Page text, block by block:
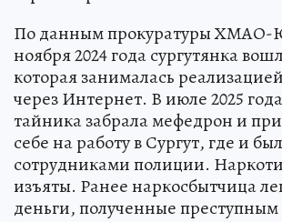
По данным прокуратуры ХМАО-
ноября 2024 года сургутянка
которая занималась
через Интернет. В июле 2025
тайника забрала мефедрон и
себе на работу в Сургут, где и
сотрудниками полиции.
изъяты. Ранее наркосбытчица
деньги, полученные преступным